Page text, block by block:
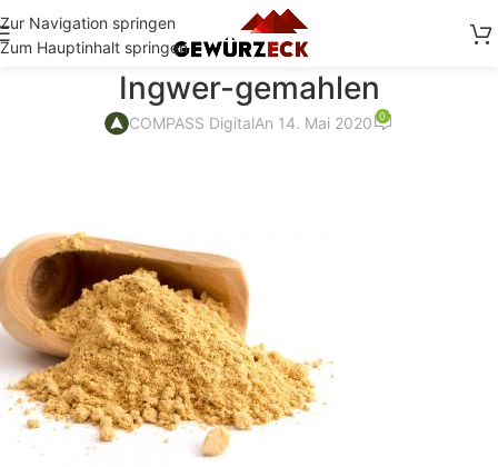
Zur Navigation springen
Zum Hauptinhalt springen
Ingwer-gemahlen
COMPASS DigitalAn 14. Mai 2020 0